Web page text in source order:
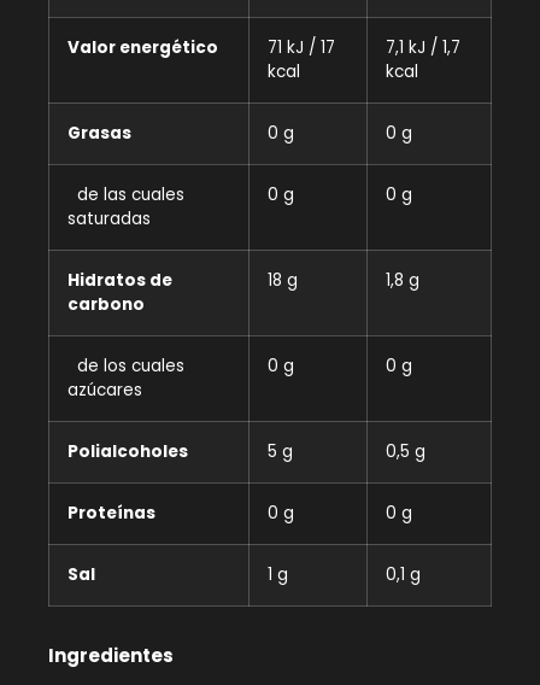
Valor energético
71 kJ / 17
kcal
7,1 kJ / 1,7
kcal
Grasas 0 g 0 g
de las cuales
saturadas
0 g 0 g
Hidratos de
carbono
18 g 1,8 g
de los cuales
azúcares
0 g 0 g
Polialcoholes 5 g 0,5 g
Proteínas 0 g 0 g
Sal 1 g 0,1 g
Ingredientes